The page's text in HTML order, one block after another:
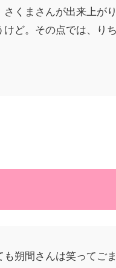
くまさんが出来上が
ど。その点では、り
朔間さんは笑ってご